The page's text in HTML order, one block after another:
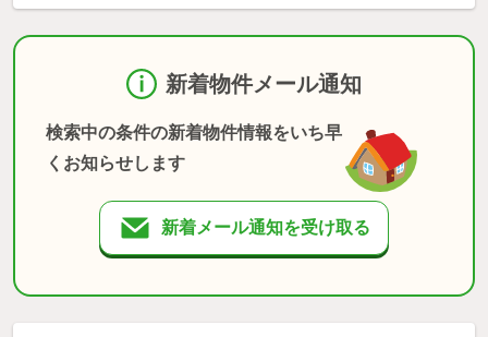
新着物件メール通知
検索中の条件の新着物件情報をいち早
くお知らせします
新着メール通知を受け取る